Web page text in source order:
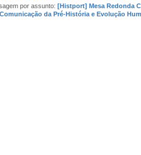
por assunto: [Histport] Mesa Redonda
da Pré-História e Evolução